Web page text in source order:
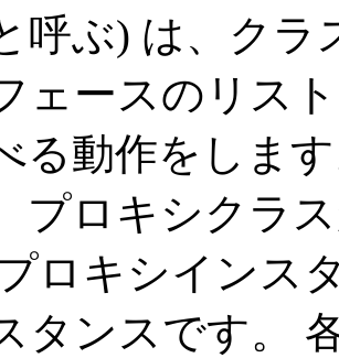
呼ぶ) は、クラ
ェースのリス
る動作をしま
プロキシクラ
ロキシインス
タンスです。